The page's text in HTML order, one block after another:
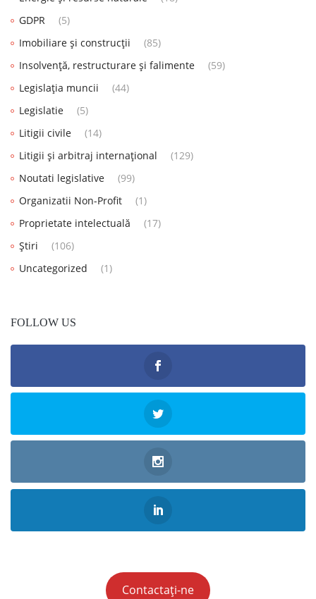
GDPR
(5)
Imobiliare și construcții
(85)
Insolvență, restructurare și falimente
(59)
Legislația muncii
(44)
Legislatie
(5)
Litigii civile
(14)
Litigii și arbitraj internațional
(129)
Noutati legislative
(99)
Organizatii Non-Profit
(1)
Proprietate intelectuală
(17)
Știri
(106)
Uncategorized
(1)
FOLLOW US
Contactați-ne